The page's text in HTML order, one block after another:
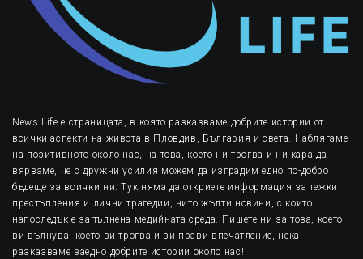
News Life е страницата, в която разказваме добрите истории от
всички аспекти на живота в Пловдив, България и света. Наблягаме
на позитивното около нас, на това, което ни трогва и ни кара да
вярваме, че с дружни усилия можем да изградим едно по-добро
бъдеще за всички ни. Тук няма да откриете информация за тежки
престъпления и лични трагедии, нито жълти новини, с които
напоследък е запълнена медийната среда. Пишете ни за това, което
ви вълнува, което ви трогва и ви прави впечатление, нека
разказваме заедно добрите истории около нас!